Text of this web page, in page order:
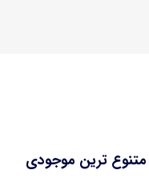
متنوع ترین موجودی